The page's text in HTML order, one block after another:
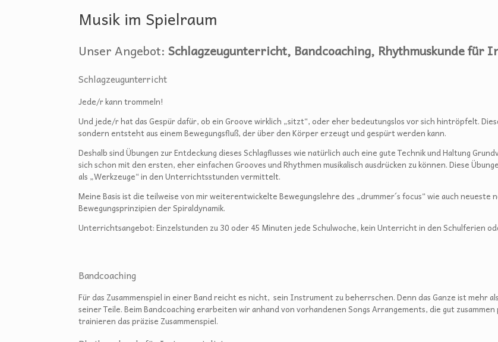
Musik im Spielraum
Unser Angebot: Schlagzeugunterricht, Bandcoaching, Rhythmuskunde für
Schlagzeugunterricht
Jede/r kann trommeln!
Und jede/r hat das Gespür dafür, ob ein Groove wirklich „sitzt“, oder eher bedeutungslos vor sich hintröpfelt.
sondern entsteht aus einem Bewegungsfluß, der über den Körper erzeugt und gespürt werden kann.
Deshalb sind Übungen zur Entdeckung dieses Schlagflusses wie natürlich auch eine gute Technik und Haltung
sich schon mit den ersten, eher einfachen Grooves und Rhythmen musikalisch ausdrücken zu können. Diese
als „Werkzeuge“ in den Unterrichtsstunden vermittelt.
Meine Basis ist die teilweise von mir weiterentwickelte Bewegungslehre des „drummer´s focus“ wie auch neueste
Bewegungsprinzipien der Spiraldynamik.
Unterrichtsangebot: Einzelstunden zu 30 oder 45 Minuten jede Schulwoche, kein Unterricht in den Schulferien
Bandcoaching
Für das Zusammenspiel in einer Band reicht es nicht, sein Instrument zu beherrschen. Denn das Ganze ist mehr
seiner Teile. Beim Bandcoaching erarbeiten wir anhand von vorhandenen Songs Arrangements, die gut zusammen
trainieren das präzise Zusammenspiel.